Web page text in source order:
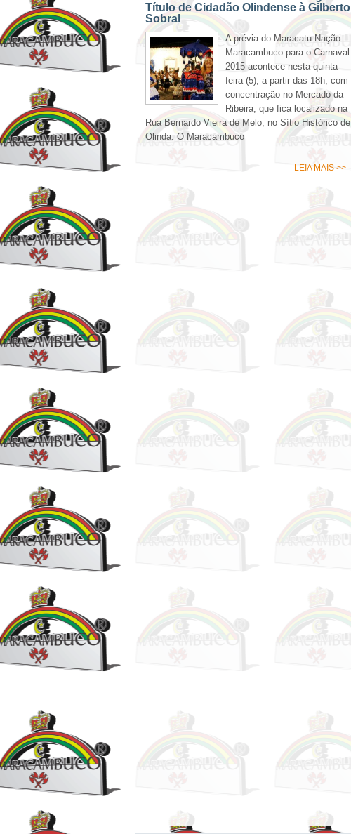
Título de Cidadão Olindense à Gilberto
Sobral
A prévia do Maracatu Nação
Maracambuco para o Carnaval
2015 acontece nesta quinta-
feira (5), a partir das 18h, com
concentração no Mercado da
Ribeira, que fica localizado na
Rua Bernardo Vieira de Melo, no Sítio Histórico de
Olinda. O Maracambuco
LEIA MAIS >>